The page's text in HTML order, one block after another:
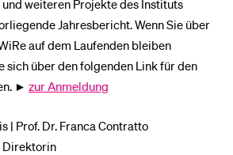
weiteren Projekte des Instituts
Jahresbericht. Wenn Sie über
auf dem Laufenden bleiben
sich über den folgenden Link für den
► zur Anmeldung
| Prof. Dr. Franca Contratto
Direktorin